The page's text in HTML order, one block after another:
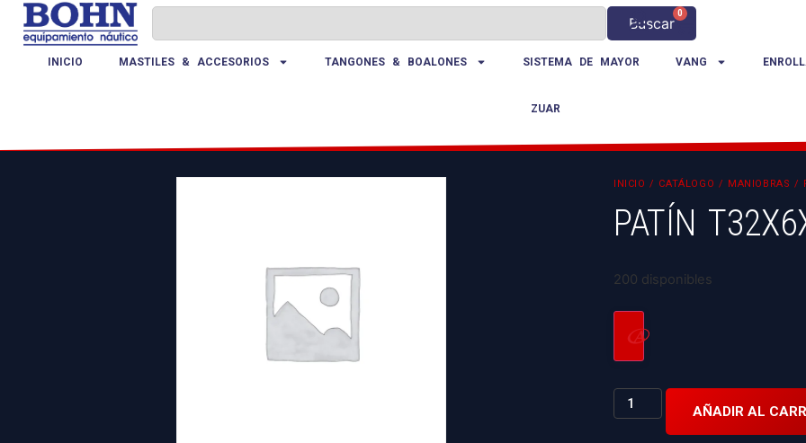
Buscar
0
INICIO MASTILES & ACCESORIOS TANGONES & BOALONES SISTEMA DE MAYOR VANG
ZUAR
INICIO / CATÁLOGO / MANIOBRAS /
PATÍN
200 disponibles
AÑADIR AL